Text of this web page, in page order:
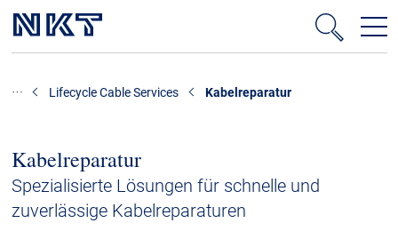
Kabelservice
Mittelspannung
Niederspannung
Kabelreparatur
Spezialisierte Lösungen für schnelle und
zuverlässige Kabelreparaturen
Lifecycle Cable Services Kabelreparatur